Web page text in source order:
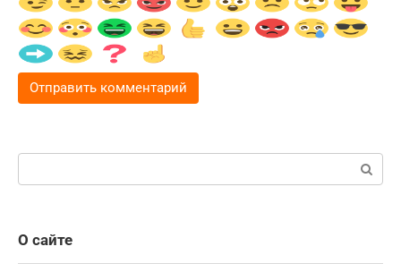
О сайте